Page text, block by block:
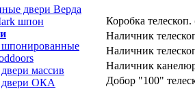
двери Верда
шпон
шпонированные
массив
двери ОКА
Коробка
Наличник
Наличник
Наличник
Добор "100"